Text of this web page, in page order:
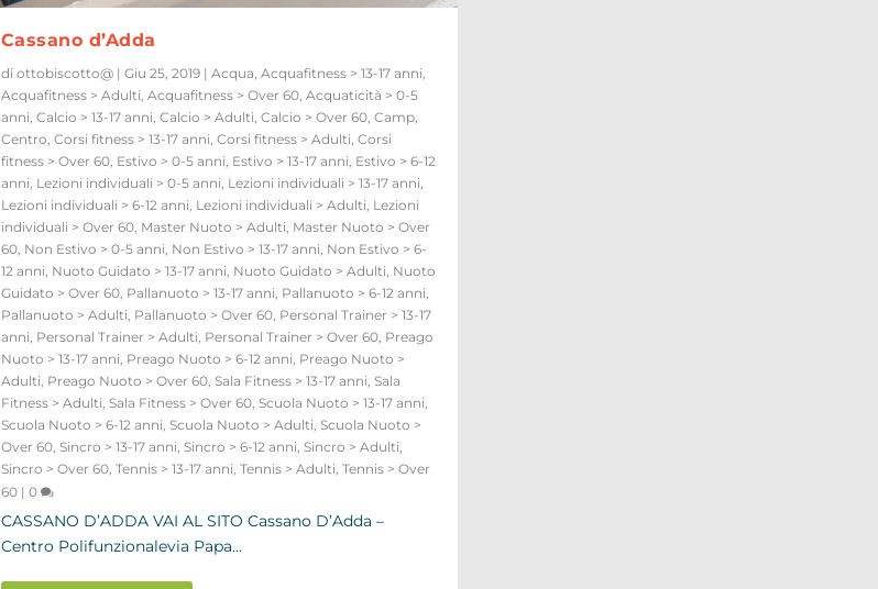
Cassano d’Adda
di ottobiscotto@| Giu 25, 2019| Acqua, Acquafitness > 13-17 anni,
Acquafitness > Adulti, Acquafitness > Over 60, Acquaticità > 0-5
anni, Calcio > 13-17 anni, Calcio > Adulti, Calcio > Over 60, Camp,
Centro, Corsi fitness > 13-17 anni, Corsi fitness > Adulti, Corsi
fitness > Over 60, Estivo > 0-5 anni, Estivo > 13-17 anni, Estivo > 6-12
anni, Lezioni individuali > 0-5 anni, Lezioni individuali > 13-17 anni,
Lezioni individuali > 6-12 anni, Lezioni individuali > Adulti, Lezioni
individuali > Over 60, Master Nuoto > Adulti, Master Nuoto > Over
60, Non Estivo > 0-5 anni, Non Estivo > 13-17 anni, Non Estivo > 6-
12 anni, Nuoto Guidato > 13-17 anni, Nuoto Guidato > Adulti, Nuoto
Guidato > Over 60, Pallanuoto > 13-17 anni, Pallanuoto > 6-12 anni,
Pallanuoto > Adulti, Pallanuoto > Over 60, Personal Trainer > 13-17
anni, Personal Trainer > Adulti, Personal Trainer > Over 60, Preago
Nuoto > 13-17 anni, Preago Nuoto > 6-12 anni, Preago Nuoto >
Adulti, Preago Nuoto > Over 60, Sala Fitness > 13-17 anni, Sala
Fitness > Adulti, Sala Fitness > Over 60, Scuola Nuoto > 13-17 anni,
Scuola Nuoto > 6-12 anni, Scuola Nuoto > Adulti, Scuola Nuoto >
Over 60, Sincro > 13-17 anni, Sincro > 6-12 anni, Sincro > Adulti,
Sincro > Over 60, Tennis > 13-17 anni, Tennis > Adulti, Tennis > Over
60| 0
CASSANO D’ADDA VAI AL SITO Cassano D’Adda –
Centro Polifunzionalevia Papa...